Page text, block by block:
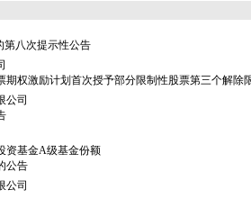
第八次提示性公告
期权激励计划首次授予部分限制性股票第三个解除
公司
资基金A级基金份额
公告
公司